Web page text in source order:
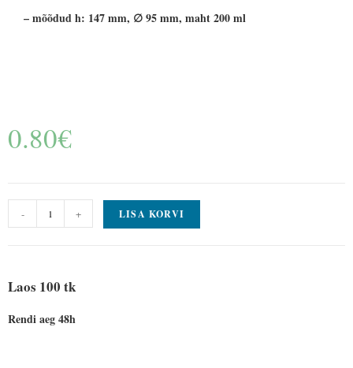
– mõõdud h: 147 mm, ∅ 95 mm, maht 200 ml
0.80€
- + LISA KORVI
Laos 100 tk
Rendi aeg 48h